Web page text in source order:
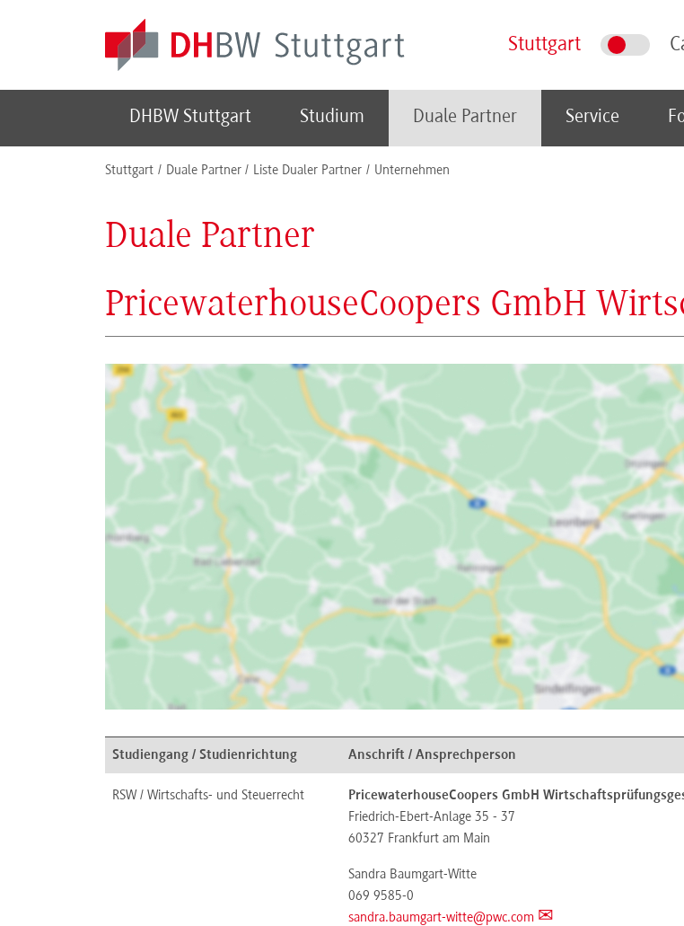
Stuttgart
DHBW Stuttgart Studium Duale Partner Service
Stuttgart Duale Partner Liste Dualer Partner Unternehmen
Duale Partner
PricewaterhouseCoopers GmbH
Studiengang / Studienrichtung Anschrift / Ansprechperson
RSW / Wirtschafts- und Steuerrecht
PricewaterhouseCoopers GmbH
Friedrich-Ebert-Anlage 35 - 37
60327 Frankfurt am Main
Sandra Baumgart-Witte
069 9585-0
sandra.baumgart-witte@pwc.com